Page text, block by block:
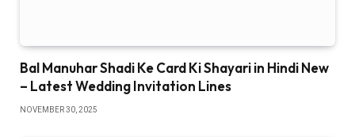
Bal Manuhar Shadi Ke Card Ki Shayari in Hindi New
– Latest Wedding Invitation Lines
NOVEMBER 30, 2025